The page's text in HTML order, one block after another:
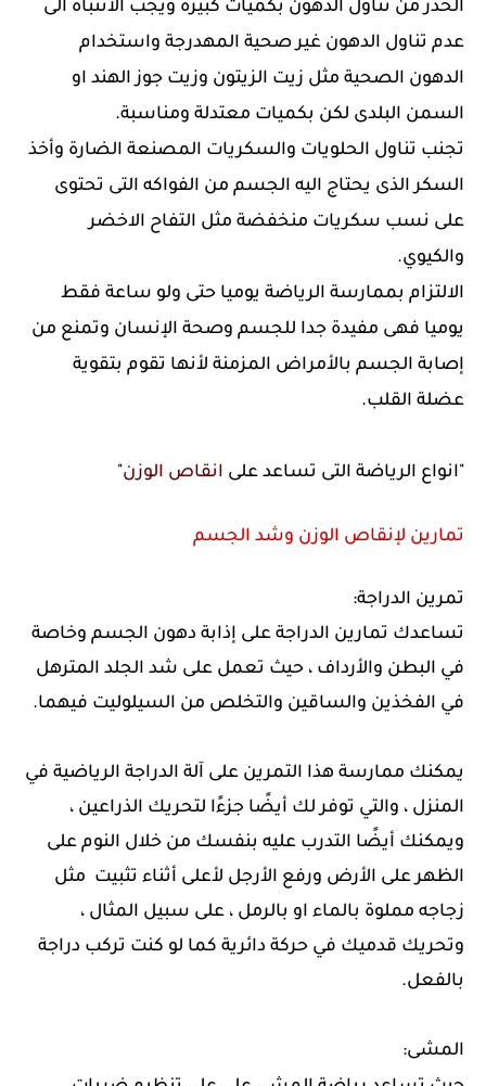
الحذر من تناول الدهون بكميات كبيرة ويجب الانتباه الى
عدم تناول الدهون غير صحية المهدرجة واستخدام
الدهون الصحية مثل زيت الزيتون وزيت جوز الهند او
السمن البلدى لكن بكميات معتدلة ومناسبة.
تجنب تناول الحلويات والسكريات المصنعة الضارة وأخذ
السكر الذى يحتاج اليه الجسم من الفواكه التى تحتوى
على نسب سكريات منخفضة مثل التفاح الاخضر
والكيوي.
الالتزام بممارسة الرياضة يوميا حتى ولو ساعة فقط
يوميا فهى مفيدة جدا للجسم وصحة الإنسان وتمنع من
إصابة الجسم بالأمراض المزمنة لأنها تقوم بتقوية
عضلة القلب.
"انواع الرياضة التى تساعد على انقاص الوزن"
تمارين لإنقاص الوزن وشد الجسم
تمرين الدراجة:
تساعدك تمارين الدراجة على إذابة دهون الجسم وخاصة
في البطن والأرداف ، حيث تعمل على شد الجلد المترهل
في الفخذين والساقين والتخلص من السيلوليت فيهما.
يمكنك ممارسة هذا التمرين على آلة الدراجة الرياضية في
المنزل ، والتي توفر لك أيضًا جزءًا لتحريك الذراعين ،
ويمكنك أيضًا التدرب عليه بنفسك من خلال النوم على
الظهر على الأرض ورفع الأرجل لأعلى أثناء تثبيت مثل
زجاجه مملوة بالماء او بالرمل ، على سبيل المثال ،
وتحريك قدميك في حركة دائرية كما لو كنت تركب دراجة
بالفعل.
المشى: